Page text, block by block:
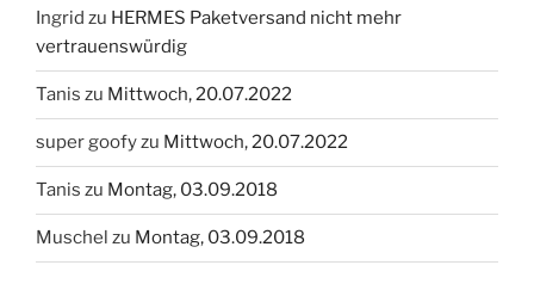
Ingrid zu HERMES Paketversand nicht mehr
vertrauenswürdig
Tanis zu Mittwoch, 20.07.2022
super goofyzu Mittwoch, 20.07.2022
Tanis zu Montag, 03.09.2018
Muschel zu Montag, 03.09.2018